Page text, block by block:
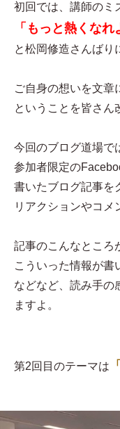
初回では、講師のミ
「もっと熱くなれ
と松岡修造さんばり
ご自身の想いを文章
ということを皆さん
今回のブログ道場で
参加者限定の
書いたブログ記事を
リアクションやコメ
記事のこんなところ
こういった情報が書
などなど、読み手の
ますよ。
第2回目のテーマは